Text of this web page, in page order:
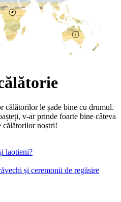
40
6
călătorilor le șade bine cu drumul.
v-ar prinde foarte bine câteva
călătorilor noștri!
și ceremonii de regăsire